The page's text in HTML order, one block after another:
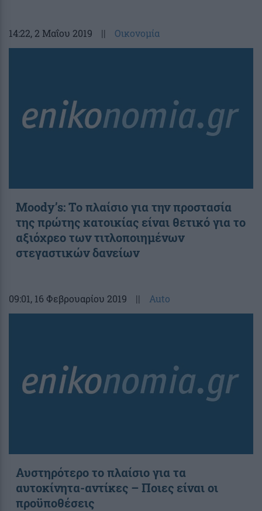
14:22, 2 Μαΐου 2019 || Οικονομία
Moody’s: Το πλαίσιο για την προστασία
της πρώτης κατοικίας είναι θετικό για το
αξιόχρεο των τιτλοποιημένων
στεγαστικών δανείων
09:01, 16 Φεβρουαρίου 2019 || Auto
Αυστηρότερο το πλαίσιο για τα
αυτοκίνητα-αντίκες – Ποιες είναι οι
προϋποθέσεις